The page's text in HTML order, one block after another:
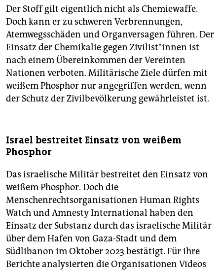
Der Stoff gilt eigentlich nicht als Chemiewaffe.
Doch kann er zu schweren Verbrennungen,
Atemwegsschäden und Organversagen führen. Der
Einsatz der Chemikalie gegen Zi­vi­­­lis­t*in­nen­ ist
nach einem Übereinkommen der Vereinten
Nationen verboten. Militärische Ziele dürfen mit
weißem Phosphor nur angegriffen werden, wenn
der Schutz der Zivilbevölkerung gewährleistet ist.
Israel bestreitet Einsatz von weißem
Phosphor
Das israelische Militär bestreitet den Einsatz von
weißem Phosphor. Doch die
Menschenrechtsorganisationen Human Rights
Watch und Amnesty International haben den
Einsatz der Substanz durch das israelische Militär
über dem Hafen von Gaza-Stadt und dem
Südlibanon im Oktober 2023 bestätigt. Für ihre
Berichte analysierten die Organisationen Videos